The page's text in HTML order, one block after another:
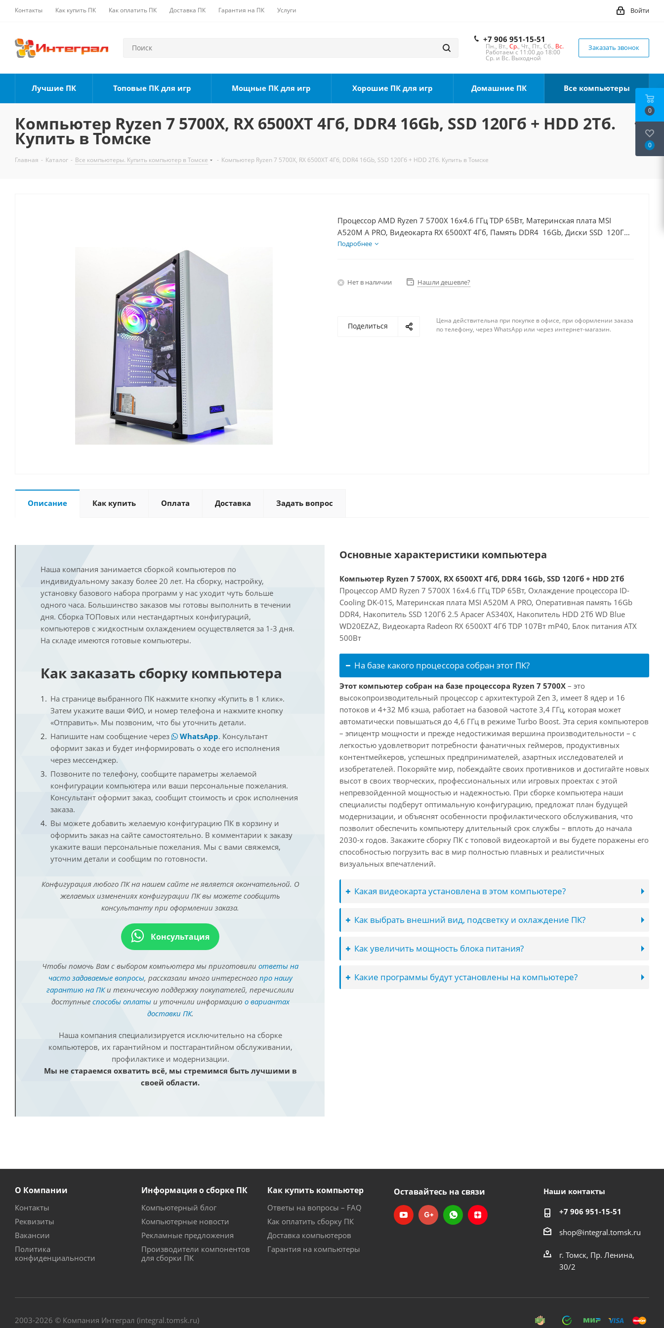
Контакты Как купить ПК Как оплатить ПК Доставка ПК Гарантия на ПК Услуги Войти
+7 906 951-15-51
Пн., Вт., Ср., Чт., Пт., Сб., Вс.
Работаем с 11:00 до 18:00
Ср. и Вс. Выходной
Заказать звонок
Лучшие ПК Топовые ПК для игр Мощные ПК для игр Хорошие ПК для игр Домашние ПК Все компьютеры
Компьютер Ryzen 7 5700X, RX 6500XT 4Гб, DDR4 16Gb, SSD 120Гб + HDD 2Тб.
Купить в Томске
Главная - Каталог - Все компьютеры. Купить компьютер в Томске - Компьютер Ryzen 7 5700X, RX 6500XT 4Гб, DDR4 16Gb, SSD 120Гб + HDD 2Тб. Купить в Томске
Процессор AMD Ryzen 7 5700X 16x4.6 ГГц TDP 65Вт, Материнская плата MSI
A520M A PRO, Видеокарта RX 6500XT 4Гб, Память DDR4 16Gb, Диски SSD 120Гб
+ HDD 2Тб, БП 500Вт
Подробнее
Нет в наличии Нашли дешевле?
Поделиться
Цена действительна при покупке в офисе, при оформлении заказа
по телефону, через WhatsApp или через интернет-магазин.
Описание Как купить Оплата Доставка Задать вопрос
Наша компания занимается сборкой компьютеров по
индивидуальному заказу более 20 лет. На сборку, настройку,
установку базового набора программ у нас уходит чуть больше
одного часа. Большинство заказов мы готовы выполнить в течении
дня. Сборка ТОПовых или нестандартных конфигураций,
компьютеров с жидкостным охлаждением осуществляется за 1-3 дня.
На складе имеются готовые компьютеры.
Как заказать сборку компьютера
На странице выбранного ПК нажмите кнопку «Купить в 1 клик».
Затем укажите ваши ФИО, и номер телефона и нажмите кнопку
«Отправить». Мы позвоним, что бы уточнить детали.
Напишите нам сообщение через
WhatsApp. Консультант
оформит заказ и будет информировать о ходе его исполнения
через мессенджер.
Позвоните по телефону, сообщите параметры желаемой
конфигурации компьютера или ваши персональные пожелания.
Консультант оформит заказ, сообщит стоимость и срок исполнения
заказа.
Вы можете добавить желаемую конфигурацию ПК в корзину и
оформить заказ на сайте самостоятельно. В комментарии к заказу
укажите ваши персональные пожелания. Мы с вами свяжемся,
уточним детали и сообщим по готовности.
Конфигурация любого ПК на нашем сайте не является окончательной. О
желаемых изменениях конфигурации ПК вы можете сообщить
консультанту при оформлении заказа.
Консультация
Чтобы помочь Вам с выбором компьютера мы приготовили ответы на
часто задаваемые вопросы, рассказали много интересного про нашу
гарантию на ПКи техническую поддержку покупателей, перечислили
доступные способы оплатыи уточнили информацию о вариантах
доставки ПК.
Наша компания специализируется исключительно на сборке
компьютеров, их гарантийном и постгарантийном обслуживании,
профилактике и модернизации.
Мы не стараемся охватить всё, мы стремимся быть лучшими в
своей области.
Основные характеристики компьютера
Компьютер Ryzen 7 5700X, RX 6500XT 4Гб, DDR4 16Gb, SSD 120Гб + HDD 2Тб
Процессор AMD Ryzen 7 5700X 16x4.6 ГГц TDP 65Вт, Охлаждение процессора ID-
Cooling DK-01S, Материнская плата MSI A520M A PRO, Оперативная память 16Gb
DDR4, Накопитель SSD 120Гб 2.5 Apacer AS340X, Накопитель HDD 2Тб WD Blue
WD20EZAZ, Видеокарта Radeon RX 6500XT 4Гб TDP 107Вт mP40, Блок питания ATX
500Вт
На базе какого процессора собран этот ПК?
Этот компьютер собран на базе процессора Ryzen 7 5700X – это
высокопроизводительный процессор с архитектурой Zen 3, имеет 8 ядер и 16
потоков и 4+32 Мб кэша, работает на базовой частоте 3,4 ГГц, которая может
автоматически повышаться до 4,6 ГГц в режиме Turbo Boost. Эта серия компьютеров
– эпицентр мощности и прежде недостижимая вершина производительности – с
легкостью удовлетворит потребности фанатичных геймеров, продуктивных
контентмейкеров, успешных предпринимателей, азартных исследователей и
изобретателей. Покоряйте мир, побеждайте своих противников и достигайте новых
высот в своих творческих, профессиональных или игровых проектах с этой
непревзойденной мощностью и надежностью. При сборке компьютера наши
специалисты подберут оптимальную конфигурацию, предложат план будущей
модернизации, и объяснят особенности профилактического обслуживания, что
позволит обеспечить компьютеру длительный срок службы – вплоть до начала
2030-х годов. Закажите сборку ПК с топовой видеокартой и вы будете поражены его
способностью погрузить вас в мир полностью плавных и реалистичных
визуальных впечатлений.
Какая видеокарта установлена в этом компьютере?
Как выбрать внешний вид, подсветку и охлаждение ПК?
Как увеличить мощность блока питания?
Какие программы будут установлены на компьютере?
О Компании
Контакты
Реквизиты
Вакансии
Политика
конфиденциальности
Информация о сборке ПК
Компьютерный блог
Компьютерные новости
Рекламные предложения
Производители компонентов
для сборки ПК
Как купить компьютер
Ответы на вопросы – FAQ
Как оплатить сборку ПК
Доставка компьютеров
Гарантия на компьютеры
Оставайтесь на связи Наши контакты
+7 906 951-15-51
shop@integral.tomsk.ru
г. Томск, Пр. Ленина,
30/2
2003-2026 © Компания Интеграл (integral.tomsk.ru)
0
0